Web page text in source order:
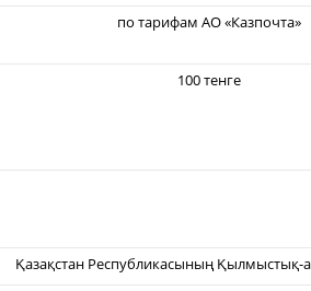
по тарифам АО «Казпочта»
100 тенге
Қазақстан Республикасының Қылмыстық-